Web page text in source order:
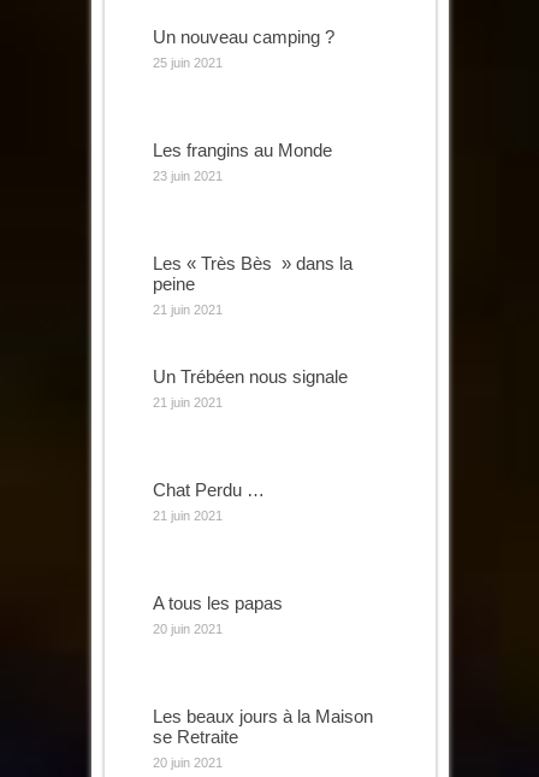
Un nouveau camping ?
25 juin 2021
Les frangins au Monde
23 juin 2021
Les « Très Bès » dans la
peine
21 juin 2021
Un Trébéen nous signale
21 juin 2021
Chat Perdu …
21 juin 2021
A tous les papas
20 juin 2021
Les beaux jours à la Maison
se Retraite
20 juin 2021